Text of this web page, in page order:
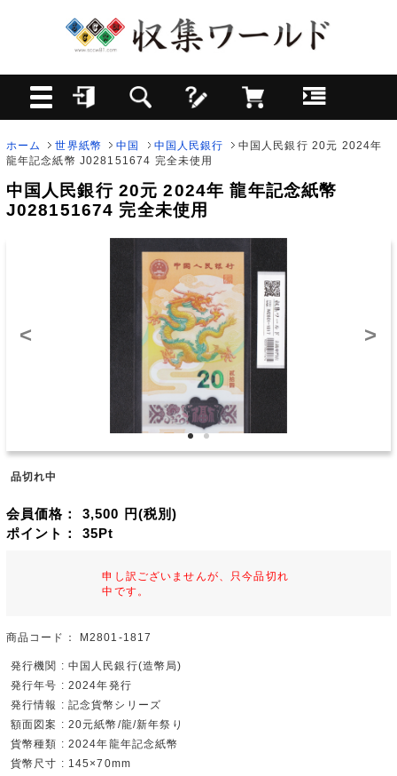
ホーム 世界紙幣 中国 中国人民銀行
中国人民銀行 20元 2024年
龍年記念紙幣 J028151674 完全未使用
中国人民銀行 20元 2024年 龍年記念紙幣
J028151674 完全未使用
< >
品切れ中
会員価格： 3,500 円(税別)
ポイント： 35Pt
申し訳ございませんが、只今品切れ
中です。
商品コード： M2801-1817
発行機関 : 中国人民銀行(造幣局)
発行年号 : 2024年発行
発行情報 : 記念貨幣シリーズ
額面図案 : 20元紙幣/龍/新年祭り
貨幣種類 : 2024年龍年記念紙幣
貨幣尺寸 : 145×70mm